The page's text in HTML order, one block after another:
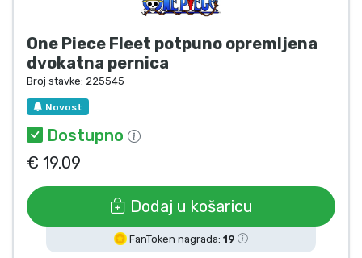
One Piece Fleet potpuno opremljena
dvokatna pernica
Broj stavke: 225545
Novost
Dostupno
€ 19.09
Dodaj u košaricu
FanToken nagrada: 19
Gamer proizvodi
Sportski proizvodi
Glazbeni proizvodi
Vrste proizvoda